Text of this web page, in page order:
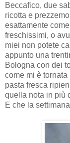
Beccafico, due
ricotta e
esattamente
freschissimi, o
miei non potete
appunto una
Bologna con dei
come mi è
pasta fresca
quella nota in più
E che la